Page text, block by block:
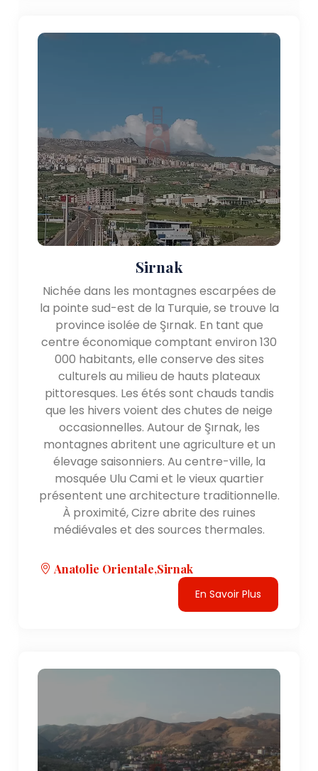
Sirnak
Nichée dans les montagnes escarpées de
la pointe sud-est de la Turquie, se trouve la
province isolée de Şırnak. En tant que
centre économique comptant environ 130
000 habitants, elle conserve des sites
culturels au milieu de hauts plateaux
pittoresques. Les étés sont chauds tandis
que les hivers voient des chutes de neige
occasionnelles. Autour de Şırnak, les
montagnes abritent une agriculture et un
élevage saisonniers. Au centre-ville, la
mosquée Ulu Cami et le vieux quartier
présentent une architecture traditionnelle.
À proximité, Cizre abrite des ruines
médiévales et des sources thermales.
Anatolie Orientale,Sirnak
En Savoir Plus